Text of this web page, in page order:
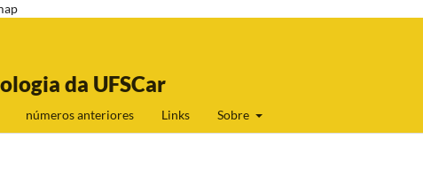
da UFSCar
números anteriores Links Sobre